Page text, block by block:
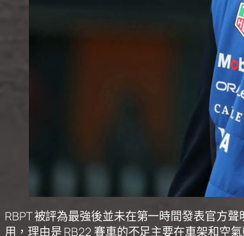
RBPT 被評為最強後並未在第一時間發表官方
用，理由是 RB22 賽車的不足主要在車架和空